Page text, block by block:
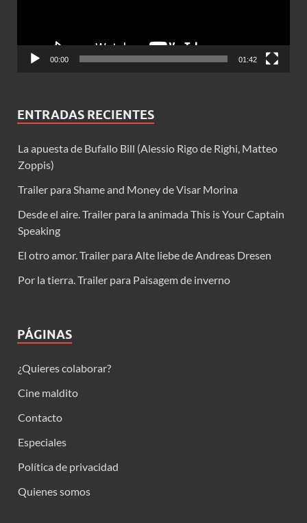
00:00 01:42
ENTRADAS RECIENTES
La apuesta de Bufallo Bill (Alessio Rigo de Righi, Matteo
Zoppis)
Trailer para Shame and Money de Visar Morina
Desde el aire. Trailer para la animada This is Your Captain
Speaking
El otro amor. Trailer para Alte liebe de Andreas Dresen
Por la tierra. Trailer para Paisagem de inverno
PÁGINAS
¿Quieres colaborar?
Cine maldito
Contacto
Especiales
Política de privacidad
Quienes somos